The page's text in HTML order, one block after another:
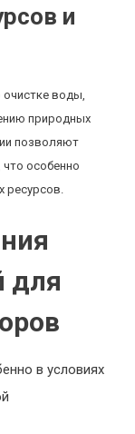
и
воды,
природных
позволяют
что особенно
ресурсов.
для
в условиях